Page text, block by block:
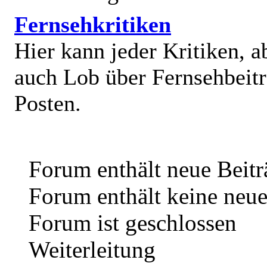
Fernsehkritiken
Hier kann jeder Kritiken,
auch Lob über
Posten.
Forum enthält neue
Forum enthält keine
Forum ist geschlossen
Weiterleitung